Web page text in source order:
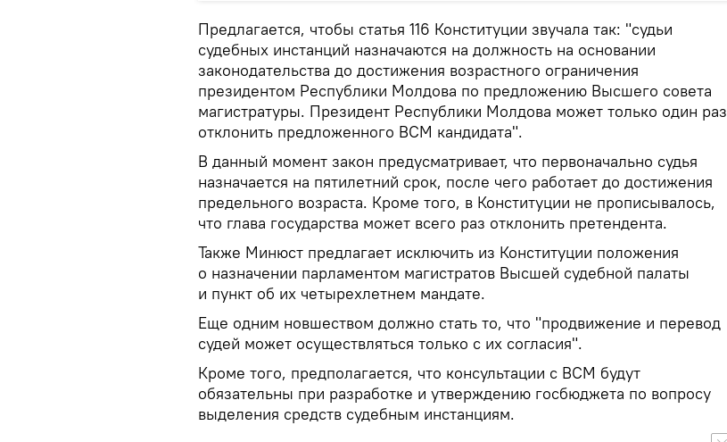
Предлагается, чтобы статья 116 Конституции звучала так: "судьи
судебных инстанций назначаются на должность на основании
законодательства до достижения возрастного ограничения
президентом Республики Молдова по предложению Высшего совета
магистратуры. Президент Республики Молдова может только один раз
отклонить предложенного ВСМ кандидата".
В данный момент закон предусматривает, что первоначально судья
назначается на пятилетний срок, после чего работает до достижения
предельного возраста. Кроме того, в Конституции не прописывалось,
что глава государства может всего раз отклонить претендента.
Также Минюст предлагает исключить из Конституции положения
о назначении парламентом магистратов Высшей судебной палаты
и пункт об их четырехлетнем мандате.
Еще одним новшеством должно стать то, что "продвижение и перевод
судей может осуществляться только с их согласия".
Кроме того, предполагается, что консультации с ВСМ будут
обязательны при разработке и утверждению госбюджета по вопросу
выделения средств судебным инстанциям.